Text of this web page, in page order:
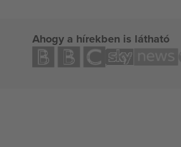
Ahogy a hírekben is látható